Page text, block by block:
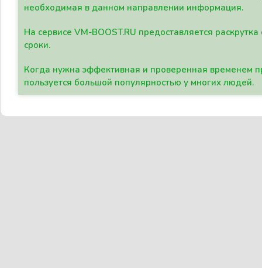
необходимая в данном направлении информация.
На сервисе VM-BOOST.RU предоставляется
сроки.
Когда нужна эффективная и проверенная временем
пользуется большой популярностью у многих людей.